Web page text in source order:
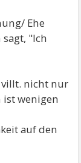
Ehe
"Ich
villt. nicht nur
wenigen
auf den